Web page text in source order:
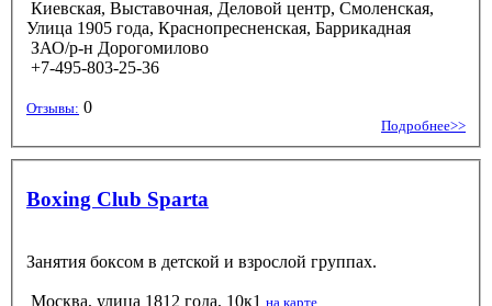
Киевская, Выставочная, Деловой центр, Смоленская,
Улица 1905 года, Краснопресненская, Баррикадная
ЗАО/р-н Дорогомилово
+7-495-803-25-36
Отзывы: 0
Подробнее>>
Boxing Club Sparta
Занятия боксом в детской и взрослой группах.
Москва, улица 1812 года, 10к1 на карте